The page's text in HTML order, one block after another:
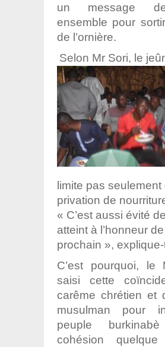
un message
ensemble pour
de l’ornière.
Selon Mr Sori, le
limite pas seulement
privation de
« C’est aussi évité
atteint à l’honneur
prochain », explique-
C’est pourquoi, le
saisi cette
carême chrétien et
musulman pour
peuple
cohésion